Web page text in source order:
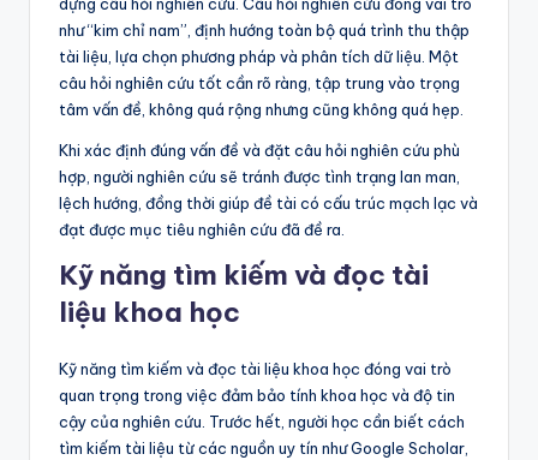
dựng câu hỏi nghiên cứu. Câu hỏi nghiên cứu đóng vai trò
như “kim chỉ nam”, định hướng toàn bộ quá trình thu thập
tài liệu, lựa chọn phương pháp và phân tích dữ liệu. Một
câu hỏi nghiên cứu tốt cần rõ ràng, tập trung vào trọng
tâm vấn đề, không quá rộng nhưng cũng không quá hẹp.
Khi xác định đúng vấn đề và đặt câu hỏi nghiên cứu phù
hợp, người nghiên cứu sẽ tránh được tình trạng lan man,
lệch hướng, đồng thời giúp đề tài có cấu trúc mạch lạc và
đạt được mục tiêu nghiên cứu đã đề ra.
Kỹ năng tìm kiếm và đọc tài
liệu khoa học
Kỹ năng tìm kiếm và đọc tài liệu khoa học đóng vai trò
quan trọng trong việc đảm bảo tính khoa học và độ tin
cậy của nghiên cứu. Trước hết, người học cần biết cách
tìm kiếm tài liệu từ các nguồn uy tín như Google Scholar,